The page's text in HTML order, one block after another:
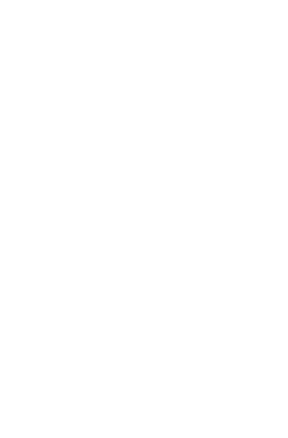
zu den bedeutendsten
aus den Bereichen
Fachbesucher und
mit Wiferion – a